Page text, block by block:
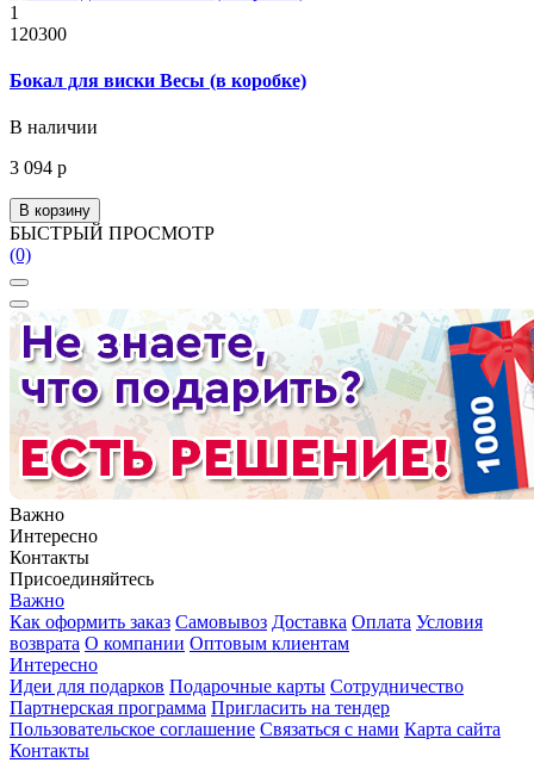
1
120300
Бокал для виски Весы (в коробке)
В наличии
3 094 р
В корзину
БЫСТРЫЙ ПРОСМОТР
(0)
Важно
Интересно
Контакты
Присоединяйтесь
Важно
Как оформить заказ Самовывоз Доставка Оплата Условия
возврата О компании Оптовым клиентам
Интересно
Идеи для подарков Подарочные карты Сотрудничество
Партнерская программа Пригласить на тендер
Пользовательское соглашение Связаться с нами Карта сайта
Контакты